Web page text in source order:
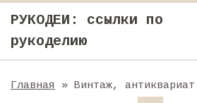
РУКОДЕИ: ссылки по
рукоделию
Главная
» Винтаж, антиквариат